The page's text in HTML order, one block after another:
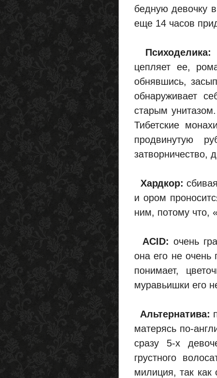
бедную девочку
еще 14 часов
Психоделика:
цепляет ее,
обнявшись,
обнаруживает
старым
Тибетские
продвинутую
затворничество,
Хардкор:
и ором
ним, потому что,
ACID: очень
она его не очень
понимает,
муравьишки его
Альтернатива:
матерясь по-
сразу 5-х
грустного
милиция, так как